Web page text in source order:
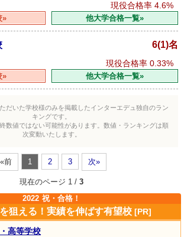
現役合格率 4.6%
» 他大学合格一覧»
6(1)名
現役合格率 0.33%
» 他大学合格一覧»
だいた学校様のみを掲載したインターエデュ独自のラン
キングです。
数値ではない可能性があります。数値・ランキングは順
次変動いたします。
«前 1 2 3 次»
現在のページ 1 / 3
2022 祝・合格！
狙える！実績を伸ばす有望校 [PR]
高等学校